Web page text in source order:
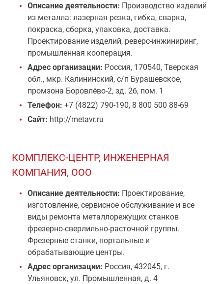
Описание деятельности: Производство изделий
из металла: лазерная резка, гибка, сварка,
покраска, сборка, упаковка, доставка.
Проектирование изделий, реверс-инжиниринг,
промышленная кооперация.
Адрес организации: Россия, 170540, Тверская
обл., мкр. Калининский, с/п Бурашевское,
промзона Боровлёво-2, зд. 2б, пом. 1
Телефон: +7 (4822) 790-190, 8 800 500 88-69
Сайт: http://metavr.ru
КОМПЛЕКС-ЦЕНТР, ИНЖЕНЕРНАЯ
КОМПАНИЯ, ООО
Описание деятельности: Проектирование,
изготовление, сервисное обслуживание и все
виды ремонта металлорежущих станков
фрезерно-сверлильно-расточной группы.
Фрезерные станки, портальные и
обрабатывающие центры.
Адрес организации: Россия, 432045, г.
Ульяновск, ул. Промышленная, д. 4